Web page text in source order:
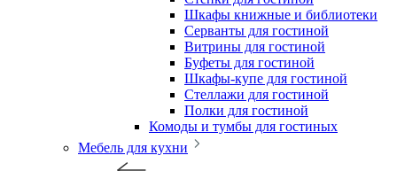
Шкафы книжные и библиотеки
Серванты для гостиной
Витрины для гостиной
Буфеты для гостиной
Шкафы-купе для гостиной
Стеллажи для гостиной
Полки для гостиной
Комоды и тумбы для гостиных
Мебель для кухни